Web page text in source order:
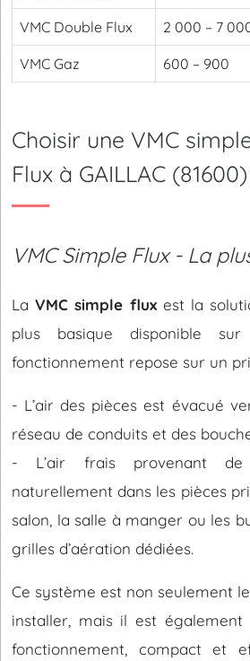
VMC Double Flux 2 000 – 7
VMC Gaz 600 – 900
Choisir une VMC
Flux à GAILLAC
VMC Simple Flux - La
LaVMC simple fluxest la
plus basique disponible
fonctionnement repose sur un
- L’air des pièces est évacué
réseau de conduits et des
- L’air frais provenant de
naturellement dans les pièces
salon, la salle à manger ou les
grilles d’aération dédiées.
Ce système est non seulement
installer, mais il est
fonctionnement, compact et